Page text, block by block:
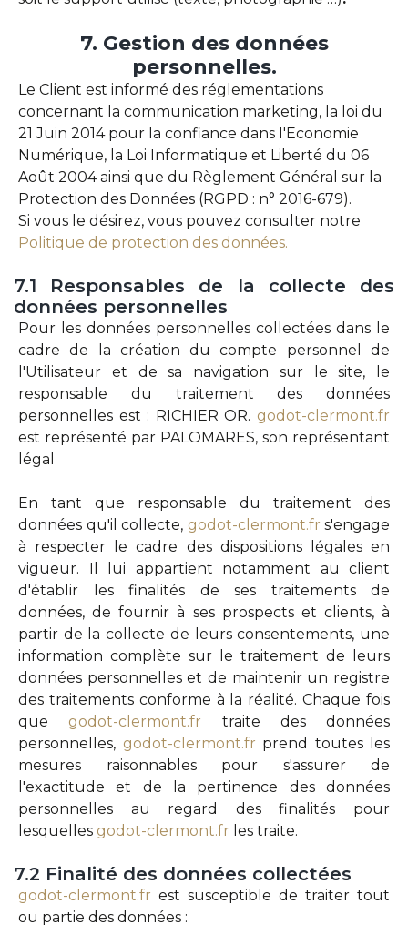
7. Gestion des données
personnelles.
Le Client est informé des réglementations
concernant la communication marketing, la loi du
21 Juin 2014 pour la confiance dans l'Economie
Numérique, la Loi Informatique et Liberté du 06
Août 2004 ainsi que du Règlement Général sur la
Protection des Données (RGPD : n° 2016-679).
Si vous le désirez, vous pouvez consulter notre
Politique de protection des données.
7.1 Responsables de la collecte
des
données personnelles
Pour les données personnelles collectées dans le
cadre de la création du compte personnel de
l'Utilisateur et de sa navigation sur le site, le
responsable du traitement des données
personnelles est : RICHIER OR. godot-clermont.fr
est représenté par PALOMARES, son représentant
légal
En tant que responsable du traitement des
données qu'il collecte, godot-clermont.fr s'engage
à respecter le cadre des dispositions légales en
vigueur. Il lui appartient notamment au client
d'établir les finalités de ses traitements de
données, de fournir à ses prospects et clients, à
partir de la collecte de leurs consentements, une
information complète sur le traitement de leurs
données personnelles et de maintenir un registre
des traitements conforme à la réalité. Chaque fois
que godot-clermont.fr traite des données
personnelles, godot-clermont.fr prend toutes les
mesures raisonnables pour s'assurer de
l'exactitude et de la pertinence des données
personnelles au regard des finalités pour
lesquelles godot-clermont.fr les traite.
7.2 Finalité des données collectées
godot-clermont.fr est susceptible de traiter tout
ou partie des données :